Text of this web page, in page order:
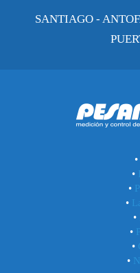
SANTIAGO -
•
•
•
•
•
•
•
•